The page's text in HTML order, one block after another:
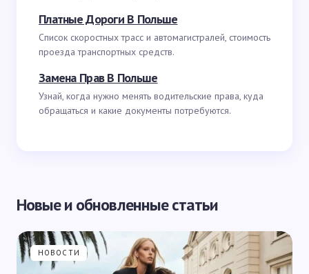
Платные Дороги В Польше
Список скоростных трасс и автомагистралей, стоимость
проезда транспортных средств.
Замена Прав В Польше
Узнай, когда нужно менять водительские права, куда
обращаться и какие документы потребуются.
Новые и обновленные статьи
НОВОСТИ